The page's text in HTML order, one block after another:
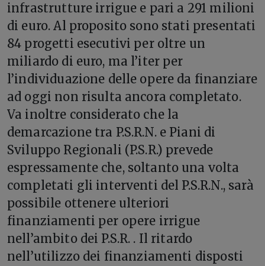
infrastrutture irrigue e pari a 291 milioni
di euro. Al proposito sono stati presentati
84 progetti esecutivi per oltre un
miliardo di euro, ma l’iter per
l’individuazione delle opere da finanziare
ad oggi non risulta ancora completato.
Va inoltre considerato che la
demarcazione tra P.S.R.N. e Piani di
Sviluppo Regionali (P.S.R.) prevede
espressamente che, soltanto una volta
completati gli interventi del P.S.R.N., sarà
possibile ottenere ulteriori
finanziamenti per opere irrigue
nell’ambito dei P.S.R. . Il ritardo
nell’utilizzo dei finanziamenti disposti